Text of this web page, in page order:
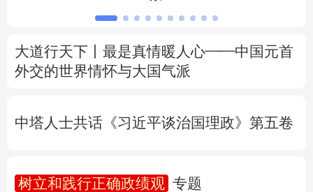
四川 贵州 云南
大道行天下丨最是真情暖人心——中国元首
外交的世界情怀与大国气派
中塔人士共话《习近平谈治国理政》第五卷
树立和践行正确政绩观 专题